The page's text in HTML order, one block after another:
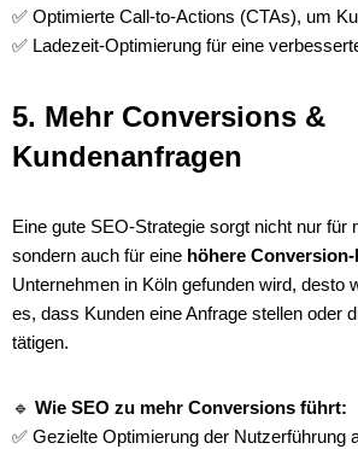
✅ Optimierte Call-to-Actions (CTAs), um
✅ Ladezeit-Optimierung für eine
5. Mehr Conversions &
Kundenanfragen
Eine gute SEO-Strategie sorgt nicht nur für
sondern auch für eine höhere Conversion-
Unternehmen in Köln gefunden wird, desto
es, dass Kunden eine Anfrage stellen oder
tätigen.
🔹 Wie SEO zu mehr Conversions führt:
✅ Gezielte Optimierung der Nutzerführung